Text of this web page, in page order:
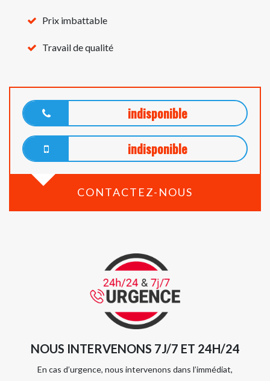
Prix imbattable
Travail de qualité
indisponible
indisponible
CONTACTEZ-NOUS
NOUS INTERVENONS 7J/7 ET 24H/24
En cas d’urgence, nous intervenons dans l’immédiat,